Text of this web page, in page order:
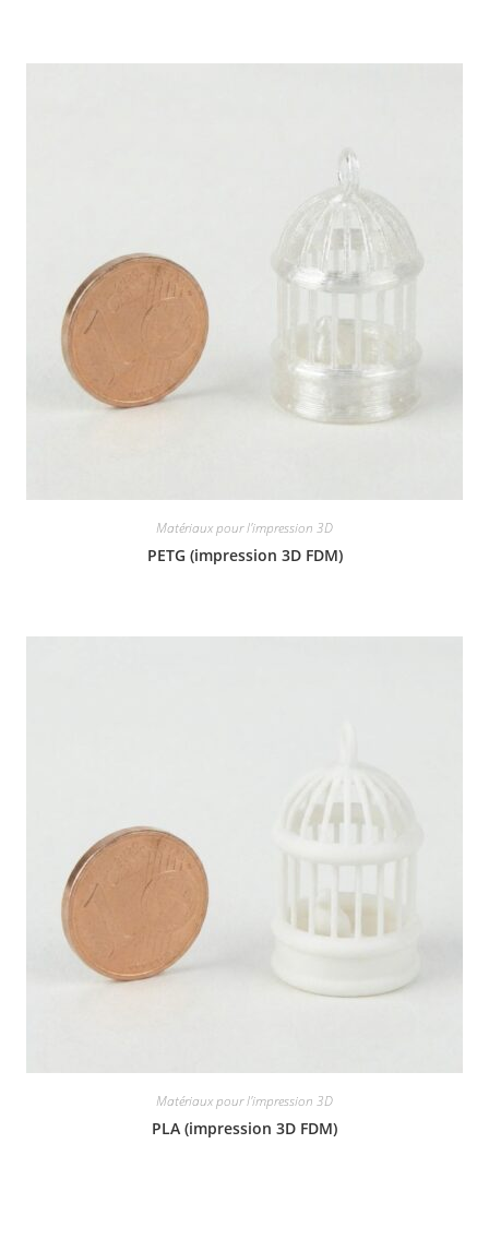
Matériaux pour l'impression 3D
PETG (impression 3D FDM)
Matériaux pour l'impression 3D
PLA (impression 3D FDM)